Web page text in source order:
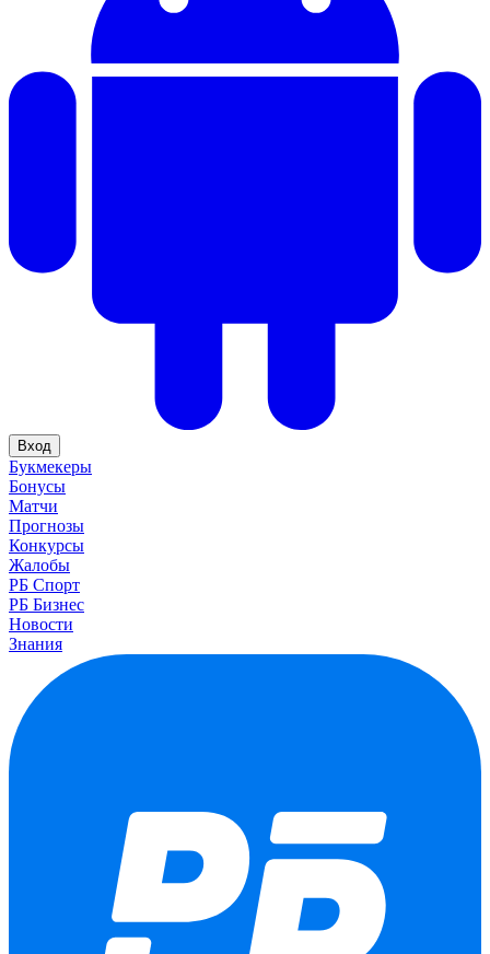
Вход
Букмекеры
Бонусы
Матчи
Прогнозы
Конкурсы
Жалобы
РБ Спорт
РБ Бизнес
Новости
Знания